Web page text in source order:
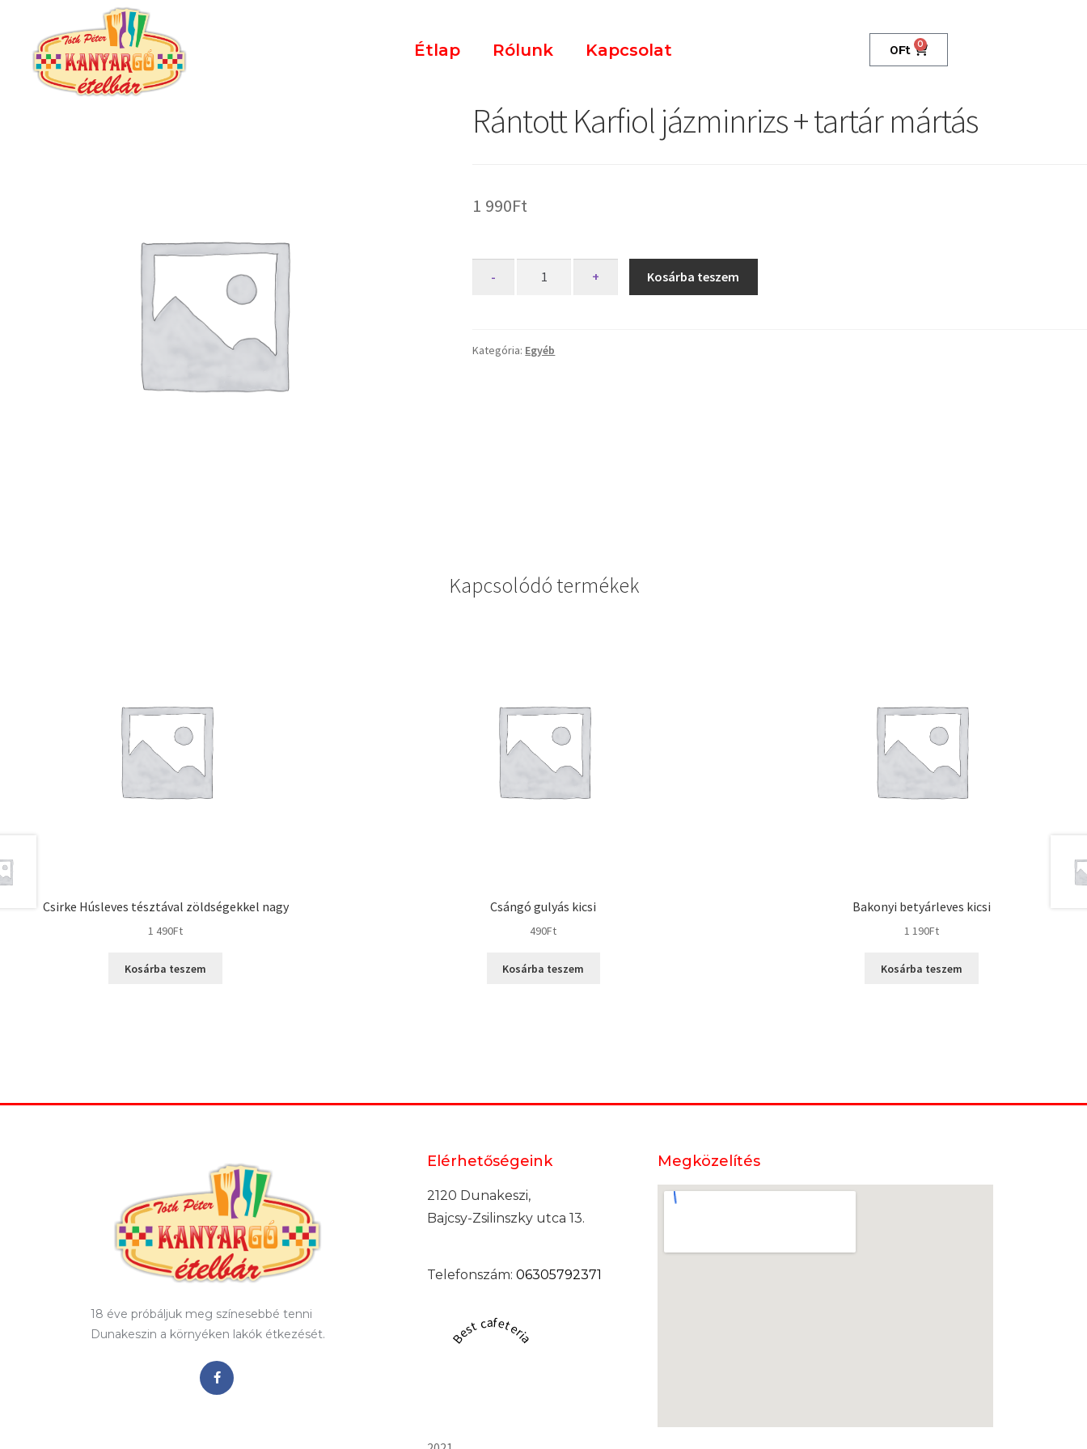
Étlap Rólunk Kapcsolat 0Ft 0
Rántott Karfiol jázminrizs + tartár mártás
1 990Ft
- + Kosárba teszem
Kategória: Egyéb
Kapcsolódó termékek
Csirke Húsleves tésztával zöldségekkel nagy
1 490Ft
Kosárba teszem
Csángó gulyás kicsi
490Ft
Kosárba teszem
Bakonyi betyárleves kicsi
1 190Ft
Kosárba teszem
18 éve próbáljuk meg színesebbé tenni
Dunakeszin a környéken lakók étkezését.
Elérhetőségeink
2120 Dunakeszi,
Bajcsy-Zsilinszky utca 13.
Telefonszám: 06305792371
Best cafeteria
Megközelítés